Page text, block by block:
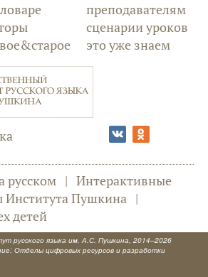
преподавателям
сценарии уроков
это уже знаем
русском | Интерактивные
Института Пушкина |
детей
русского языка им. А.С. Пушкина, 2014–2026
Отделы цифровых ресурсов и разработки